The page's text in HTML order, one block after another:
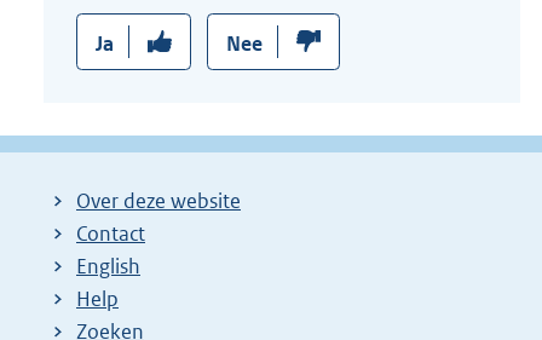
Ja Nee
Over deze website
Contact
English
Help
Zoeken